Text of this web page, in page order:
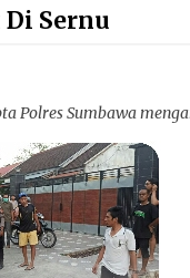
Sernu
Sumbawa